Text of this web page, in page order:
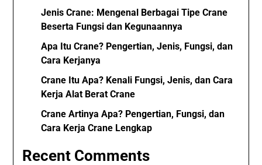
Jenis Crane: Mengenal Berbagai Tipe Crane
Beserta Fungsi dan Kegunaannya
Apa Itu Crane? Pengertian, Jenis, Fungsi, dan
Cara Kerjanya
Crane Itu Apa? Kenali Fungsi, Jenis, dan Cara
Kerja Alat Berat Crane
Crane Artinya Apa? Pengertian, Fungsi, dan
Cara Kerja Crane Lengkap
Recent Comments